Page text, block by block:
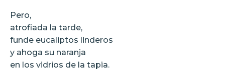
Pero,
atrofiada la tarde,
funde eucaliptos linderos
y ahoga su naranja
en los vidrios de la tapia.